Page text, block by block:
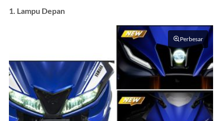
1. Lampu Depan
Perbesar